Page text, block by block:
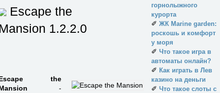
Escape the
1.2.2.0
the
-
горнолыжного
курорта
✐ ЖК Marine garden:
роскошь и комфорт
у моря
✐ Что такое игра в
автоматы онлайн?
✐ Как играть в Лев
казино на деньги
✐ Что такое слоты с